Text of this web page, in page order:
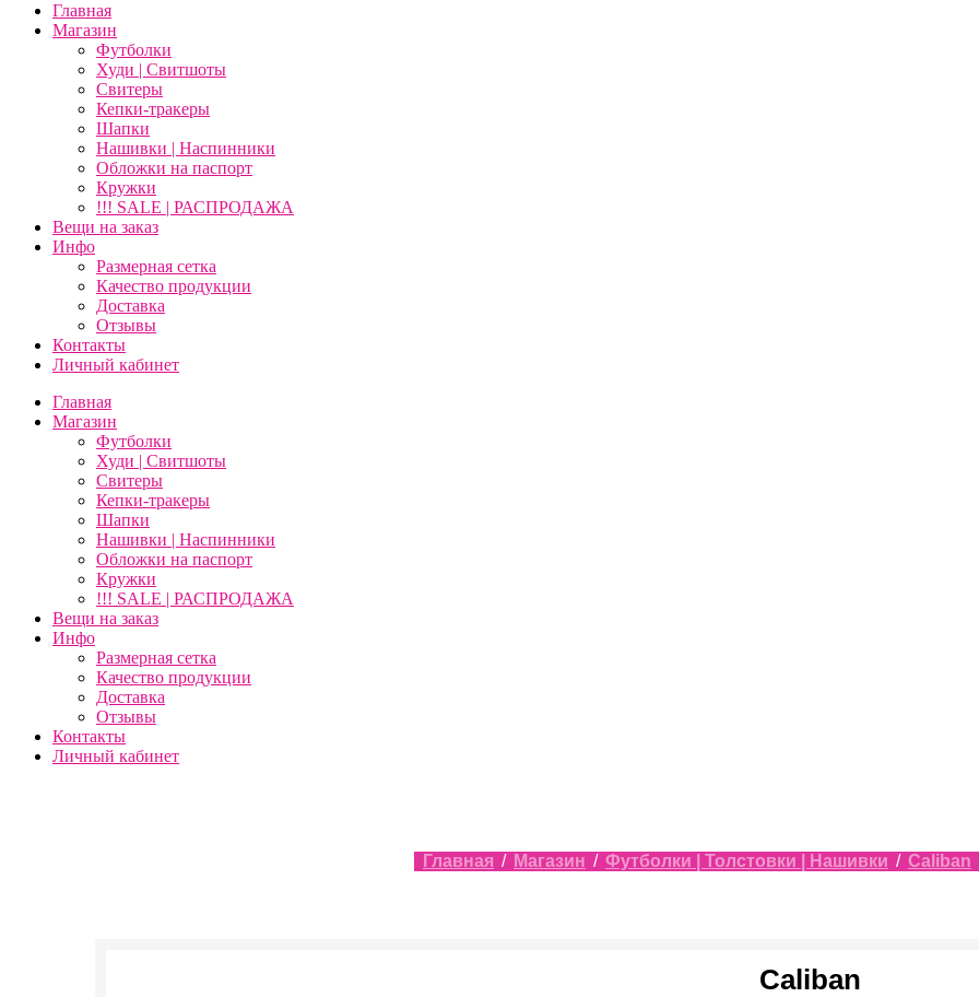
Главная
Магазин
Футболки
Худи | Свитшоты
Свитеры
Кепки-тракеры
Шапки
Нашивки | Наспинники
Обложки на паспорт
Кружки
!!! SALE | РАСПРОДАЖА
Вещи на заказ
Инфо
Размерная сетка
Качество продукции
Доставка
Отзывы
Контакты
Личный кабинет
Главная
Магазин
Футболки
Худи | Свитшоты
Свитеры
Кепки-тракеры
Шапки
Нашивки | Наспинники
Обложки на паспорт
Кружки
!!! SALE | РАСПРОДАЖА
Вещи на заказ
Инфо
Размерная сетка
Качество продукции
Доставка
Отзывы
Контакты
Личный кабинет
Главная / Магазин / Футболки | Толстовки | Нашивки / Caliban
Caliban